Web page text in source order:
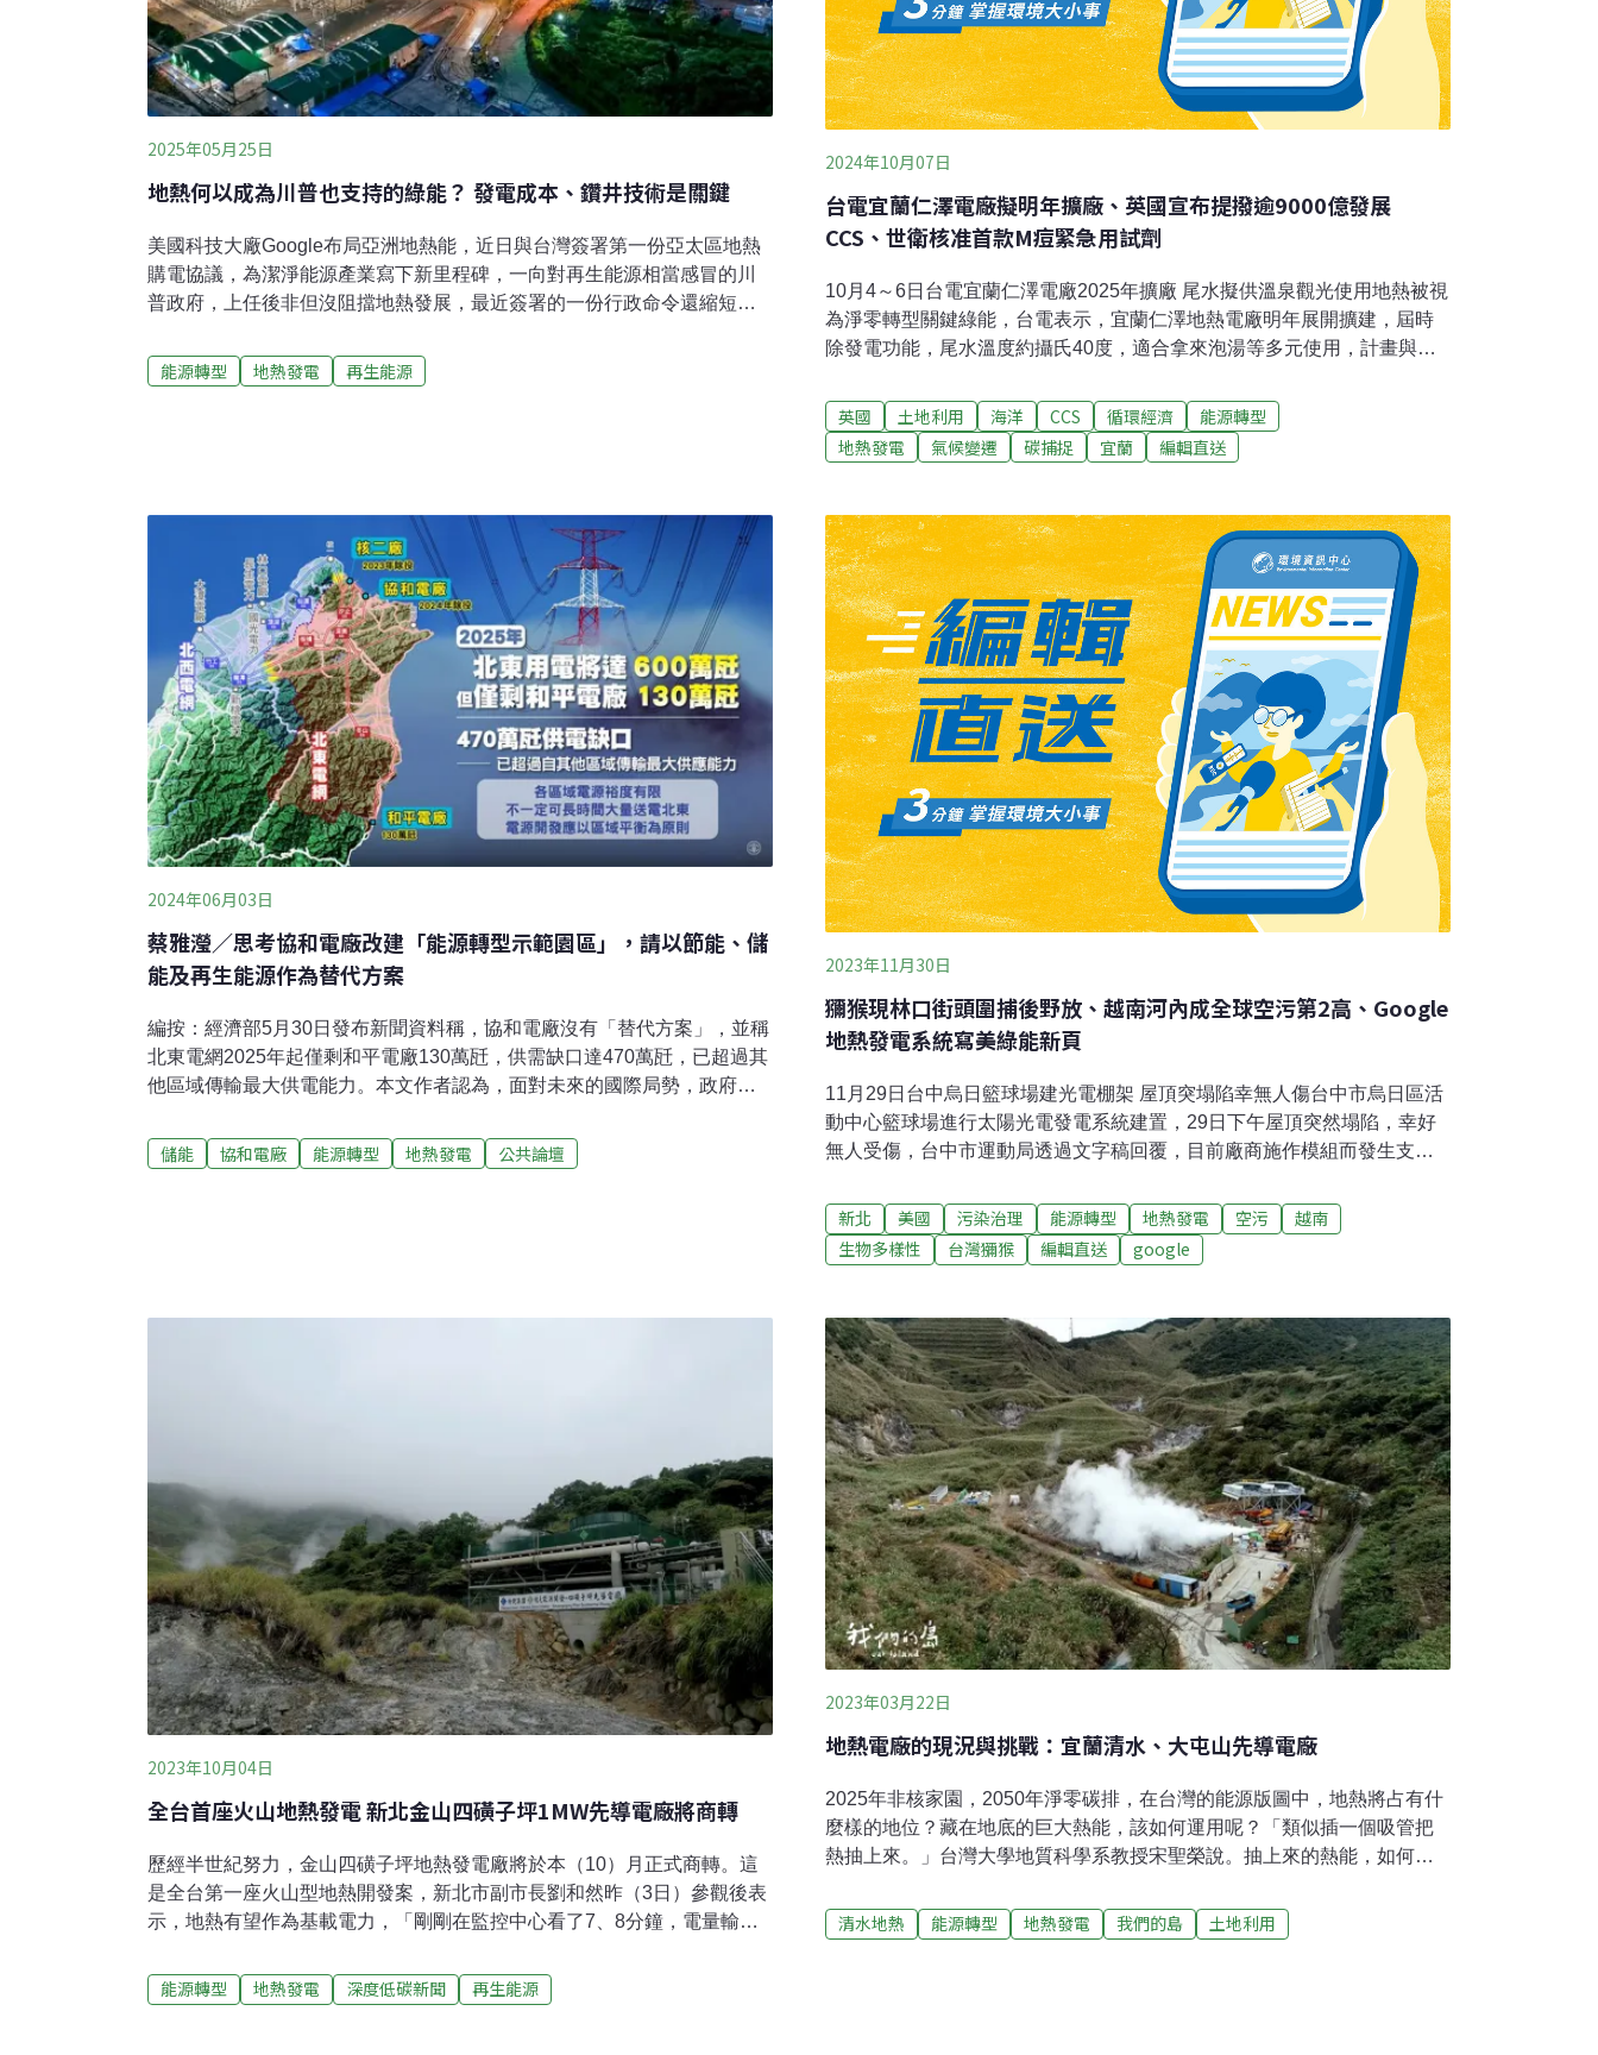
2025年05月25日
地熱何以成為川普也支持的綠能？ 發電成本、鑽井技術是關鍵
美國科技大廠Google布局亞洲地熱能，近日與台灣簽署第一份亞太區地熱
購電協議，為潔淨能源產業寫下新里程碑，一向對再生能源相當感冒的川
普政府，上任後非但沒阻擋地熱發展，最近簽署的一份行政命令還縮短計
昂的開發成本，但隨著技術發展、公私部門的合作，成本曲線已經出現轉
折，《RECCESSARY》從成本及技術兩大方向，帶領讀者快速掌握地熱
求，目標是讓台灣商轉的地熱裝置容量倍增。除了台灣，Google早就在澳
洲進行地熱研究計畫，並與美國地熱能新創
能源轉型 地熱發電 再生能源
2024年10月07日
台電宜蘭仁澤電廠擬明年擴廠、英國宣布提撥逾9000億發展
CCS、世衛核准首款M痘緊急用試劑
10月4～6日台電宜蘭仁澤電廠2025年擴廠 尾水擬供溫泉觀光使用地熱被視
為淨零轉型關鍵綠能，台電表示，宜蘭仁澤地熱電廠明年展開擴建，屆時
除發電功能，尾水溫度約攝氏40度，適合拿來泡湯等多元使用，計畫與當
麥寮海淡廠再申請展延啟用 環團連署反對台塑企業興建麥寮海淡廠，原訂
2021年啟用，近日又以哈戰爭等因素申請第3次展延至2026年，環團近日
召開連署，籲環境部不應同意展延，也要求台塑把濁水溪還給農民與生
英國 土地利用 海洋 CCS 循環經濟
能源轉型
地熱發電
氣候變遷 碳捕捉 宜蘭 編輯直送
2024年06月03日
蔡雅瀅／思考協和電廠改建「能源轉型示範園區」，請以節能、儲
能及再生能源作為替代方案
編按：經濟部5月30日發布新聞資料稱，協和電廠沒有「替代方案」，並稱
北東電網2025年起僅剩和平電廠130萬瓩，供需缺口達470萬瓩，已超過其
他區域傳輸最大供電能力。本文作者認為，面對未來的國際局勢，政府不
生能源（地熱）等「三能」的能源轉型示範園區。一、新舊機組相隔多年
必有替代方案協和3、4號燃油機組即將於今（2024）年12月除役；採「先
及燃料成本，長期低度使用，依台電電業年報，2023年該二機組使用率分
儲能 協和電廠 能源轉型 地熱發電 公共論壇
2023年11月30日
獼猴現林口街頭圍捕後野放、越南河內成全球空污第2高、Google
地熱發電系統寫美綠能新頁
11月29日台中烏日籃球場建光電棚架 屋頂突塌陷幸無人傷台中市烏日區活
動中心籃球場進行太陽光電發電系統建置，29日下午屋頂突然塌陷，幸好
無人受傷，台中市運動局透過文字稿回覆，目前廠商施作模組而發生支架
廠商設立封鎖線，並做好安全圍阻措施，同時要求進場清理，會究責廠商
並要求審慎處理後續積極改善。（中央社報導）日核廢水台灣監測頻率低
惹議 核安會：台缺檢測碳14技術29日上午立法院教育文化委員會審查核安
值，反觀台灣一週才提供1次模擬數據，另外也質疑核安會未檢測碳14與碘
129。核安會表示，台灣離日本2000公里，根據各國慣例海水監測皆以模
擬方式預報，但也坦言國內尚無檢測碳14的能力，盼獲得經費支持，以完
備檢測能力。（公視新聞網、中央社報導）
新北 美國 污染治理 能源轉型 地熱發電 空污
越南
生物多樣性
台灣獼猴 編輯直送 google
2023年10月04日
全台首座火山地熱發電 新北金山四磺子坪1MW先導電廠將商轉
歷經半世紀努力，金山四磺子坪地熱發電廠將於本（10）月正式商轉。這
是全台第一座火山型地熱開發案，新北市副市長劉和然昨（3日）參觀後表
示，地熱有望作為基載電力，「剛剛在監控中心看了7、8分鐘，電量輸出
開工，將成為地熱能源開發重要里程碑。大屯山具地熱潛能卻有酸蝕風險
半世紀後終克服困境昨日，新北副市長劉和然邀宜北北基桃縣市局處參訪
能源轉型 地熱發電 深度低碳新聞 再生能源
2023年03月22日
地熱電廠的現況與挑戰：宜蘭清水、大屯山先導電廠
2025年非核家園，2050年淨零碳排，在台灣的能源版圖中，地熱將占有什
麼樣的地位？藏在地底的巨大熱能，該如何運用呢？「類似插一個吸管把
熱抽上來。」台灣大學地質科學系教授宋聖榮說。抽上來的熱能，如何轉
占有什麼樣的地位？從前為何發展緩慢？未來如何加速？大屯山電廠：
2023年4月先導電廠試車 深淺層地熱盼彌補核一核二裊裊白煙，空氣瀰漫
清水地熱 能源轉型 地熱發電 我們的島 土地利用